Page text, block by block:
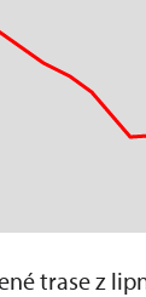
trase z